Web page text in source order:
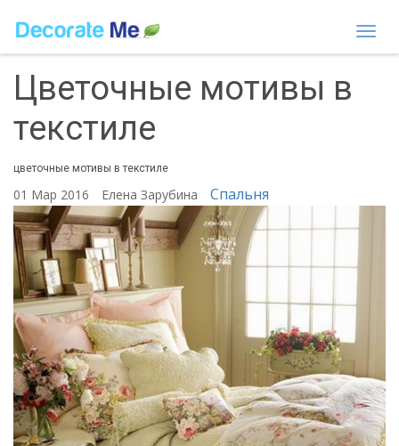
Цветочные мотивы в
текстиле
цветочные мотивы в текстиле
01 Мар 2016 Елена Зарубина Спальня